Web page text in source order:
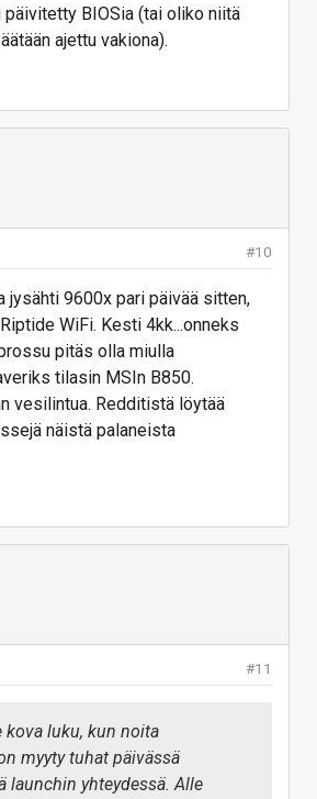
BIOSia (tai oliko niitä
ajettu vakiona).
#10
jysähti 9600x pari päivää sitten,
WiFi. Kesti 4kk...onneks
pitäs olla miulla
tilasin MSIn B850.
vesilintua. Redditistä löytää
näistä palaneista
#11
kova luku, kun noita
myyty tuhat päivässä
launchin yhteydessä. Alle